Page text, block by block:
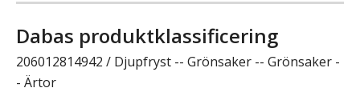
Dabas produktklassificering
206012814942 / Djupfryst -- Grönsaker -- Grönsaker -
- Ärtor